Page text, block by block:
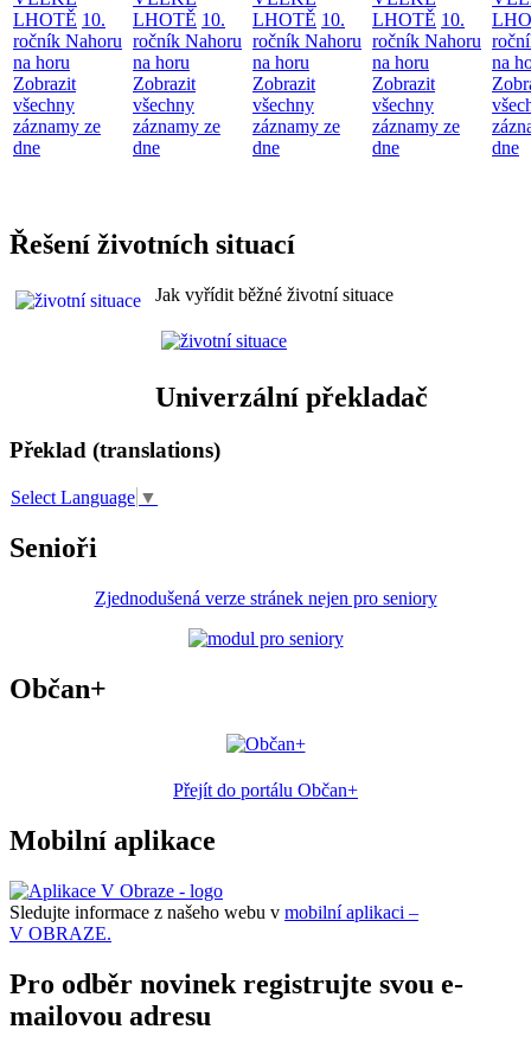
LHOTĚ 10.
ročník Nahoru
na horu
Zobrazit
všechny
záznamy ze
dne
LHOTĚ 10.
ročník Nahoru
na horu
Zobrazit
všechny
záznamy ze
dne
LHOTĚ 10.
ročník Nahoru
na horu
Zobrazit
všechny
záznamy ze
dne
LHOTĚ 10.
ročník Nahoru
na horu
Zobrazit
všechny
záznamy ze
dne
na
dne
Řešení životních situací
Jak vyřídit běžné životní situace
Univerzální překladač
Překlad (translations)
Select Language ▼
Senioři
Zjednodušená verze stránek nejen pro seniory
Občan+
Přejít do portálu Občan+
Mobilní aplikace
Sledujte informace z našeho webu v mobilní aplikaci –
V OBRAZE.
Pro odběr novinek registrujte svou e-
mailovou adresu